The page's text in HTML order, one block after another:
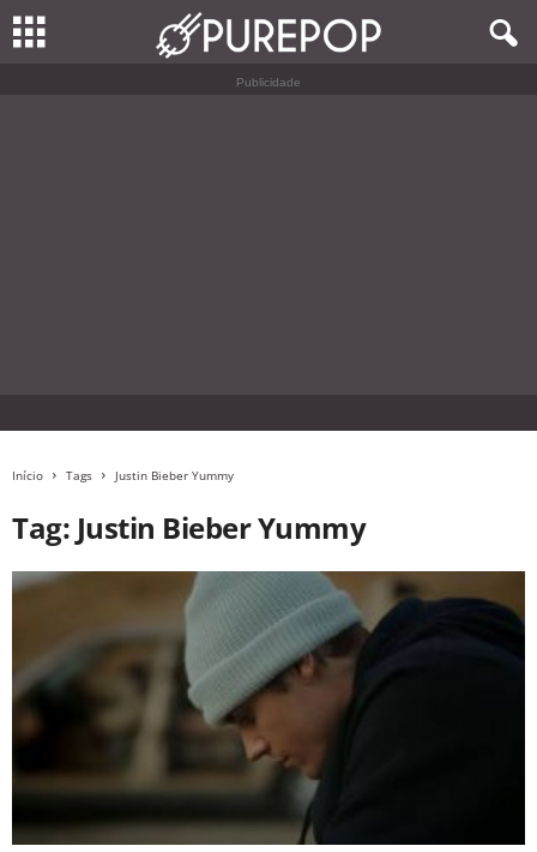
Publicidade
Início Tags Justin Bieber Yummy
Tag: Justin Bieber Yummy